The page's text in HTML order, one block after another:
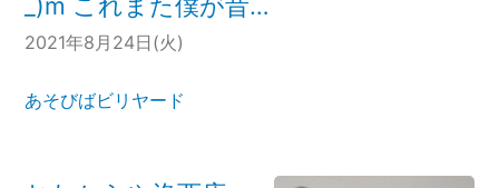
_)m これまた僕が昔…
2021年8月24日(火)
あそびばビリヤード